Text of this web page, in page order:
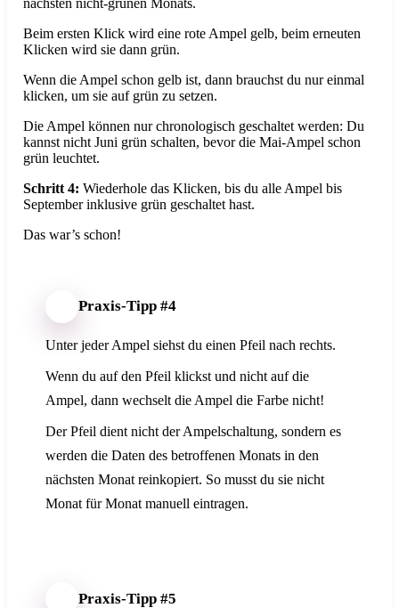
nächsten nicht-grünen Monats.
Beim ersten Klick wird eine rote Ampel gelb, beim erneuten
Klicken wird sie dann grün.
Wenn die Ampel schon gelb ist, dann brauchst du nur einmal
klicken, um sie auf grün zu setzen.
Die Ampel können nur chronologisch geschaltet werden: Du
kannst nicht Juni grün schalten, bevor die Mai-Ampel schon
grün leuchtet.
Schritt 4: Wiederhole das Klicken, bis du alle Ampel bis
September inklusive grün geschaltet hast.
Das war’s schon!
Praxis-Tipp #4
Unter jeder Ampel siehst du einen Pfeil nach rechts.
Wenn du auf den Pfeil klickst und nicht auf die
Ampel, dann wechselt die Ampel die Farbe nicht!
Der Pfeil dient nicht der Ampelschaltung, sondern es
werden die Daten des betroffenen Monats in den
nächsten Monat reinkopiert. So musst du sie nicht
Monat für Monat manuell eintragen.
Praxis-Tipp #5